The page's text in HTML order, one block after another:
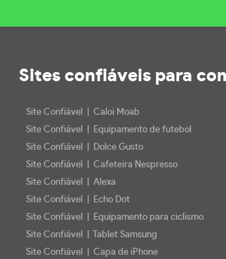
Sites confiáveis para
Site Confiável | Caloi Moab
Site Confiável | Equipamento de futebol
Site Confiável | Dolce Gusto
Site Confiável | Cafeteira Nespresso
Site Confiável | Alexa
Site Confiável | Echo Dot
Site Confiável | Equipamento para ciclismo
Site Confiável | Tablet Samsung
Site Confiável | Capa de iPhone